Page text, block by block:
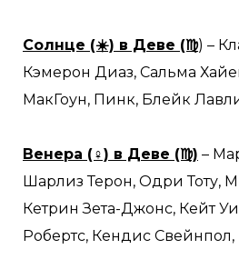
Солнце (☀️) в Деве (♍) –
Кэмерон Диаз, Сальма
МакГоун, Пинк, Блейк
Венера (♀) в Деве (♍) –
Шарлиз Терон, Одри Тоту,
Кетрин Зета-Джонс, Кейт
Робертс, Кендис